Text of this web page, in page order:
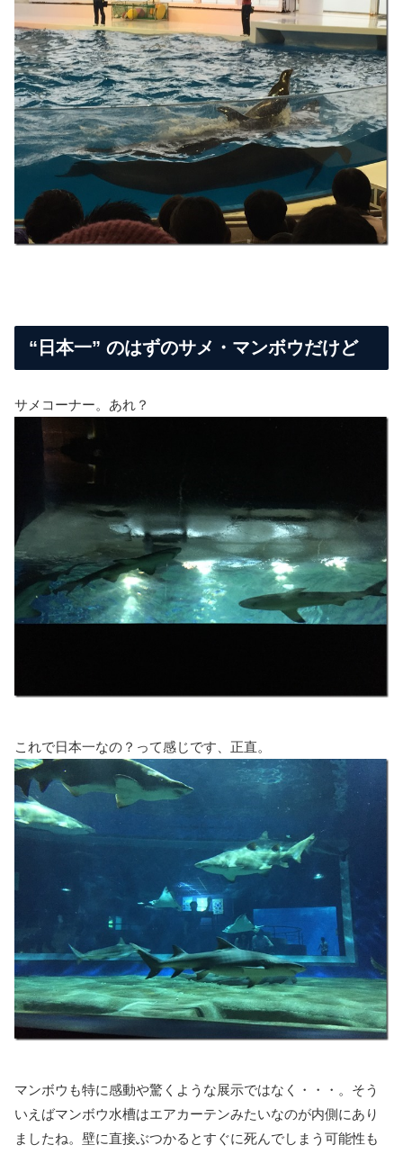
“日本一” のはずのサメ・マンボウだけど
サメコーナー。あれ？
これで日本一なの？って感じです、正直。
マンボウも特に感動や驚くような展示ではなく・・・。そう
いえばマンボウ水槽はエアカーテンみたいなのが内側にあり
ましたね。壁に直接ぶつかるとすぐに死んでしまう可能性も